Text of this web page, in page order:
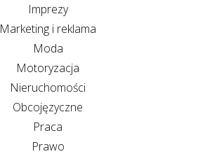
Imprezy
Marketing i reklama
Moda
Motoryzacja
Nieruchomości
Obcojęzyczne
Praca
Prawo